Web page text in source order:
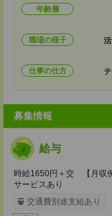
年齢層
職場の様子
仕事の仕方
募集情報
給与
時給1650円＋交 【月収
サービスあり
交通費別途支給あり